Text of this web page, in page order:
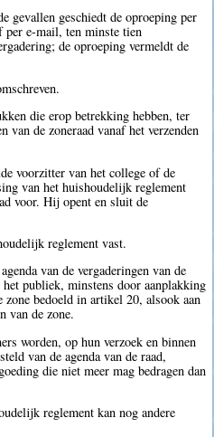
gevallen geschiedt de oproeping per
per e-mail, ten minste tien
de oproeping vermeldt de
die erop betrekking hebben, ter
van de zoneraad vanaf het verzenden
voorzitter van het college of de
van het huishoudelijk reglement
voor. Hij opent en sluit de
reglement vast.
van de vergaderingen van de
publiek, minstens door aanplakking
zone bedoeld in artikel 20, alsook aan
van de zone.
worden, op hun verzoek en binnen
van de agenda van de raad,
die niet meer mag bedragen dan
reglement kan nog andere